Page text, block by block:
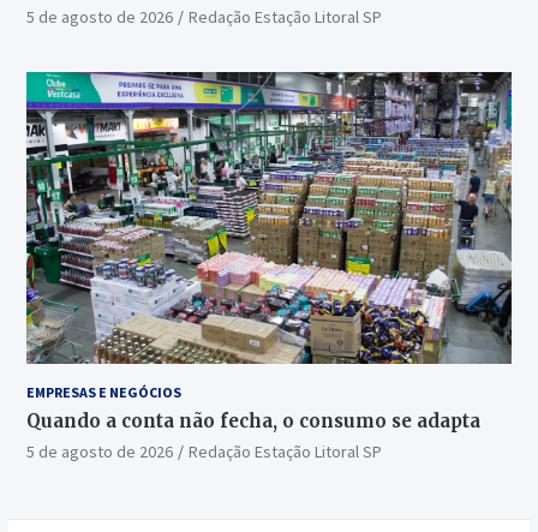
5 de agosto de 2026 Redação Estação Litoral SP
EMPRESAS E NEGÓCIOS
Quando a conta não fecha, o consumo se adapta
5 de agosto de 2026 Redação Estação Litoral SP